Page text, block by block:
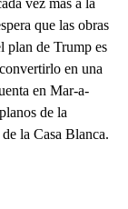
vez más a la
que las obras
plan de Trump es
en una
en Mar-a-
de la
la Casa Blanca.